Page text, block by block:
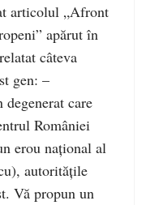
articolul „Afront
apărut în
câteva
gen: –
care
României
erou naţional al
autorităţile
Vă propun un